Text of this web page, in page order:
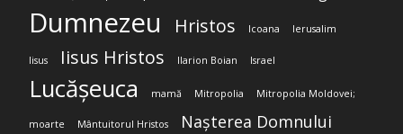
Dumnezeu Hristos Icoana Ierusalim
Iisus Iisus Hristos Ilarion Boian Israel
Lucășeuca mamă Mitropolia Mitropolia Moldovei;
moarte Mântuitorul Hristos Nașterea Domnului